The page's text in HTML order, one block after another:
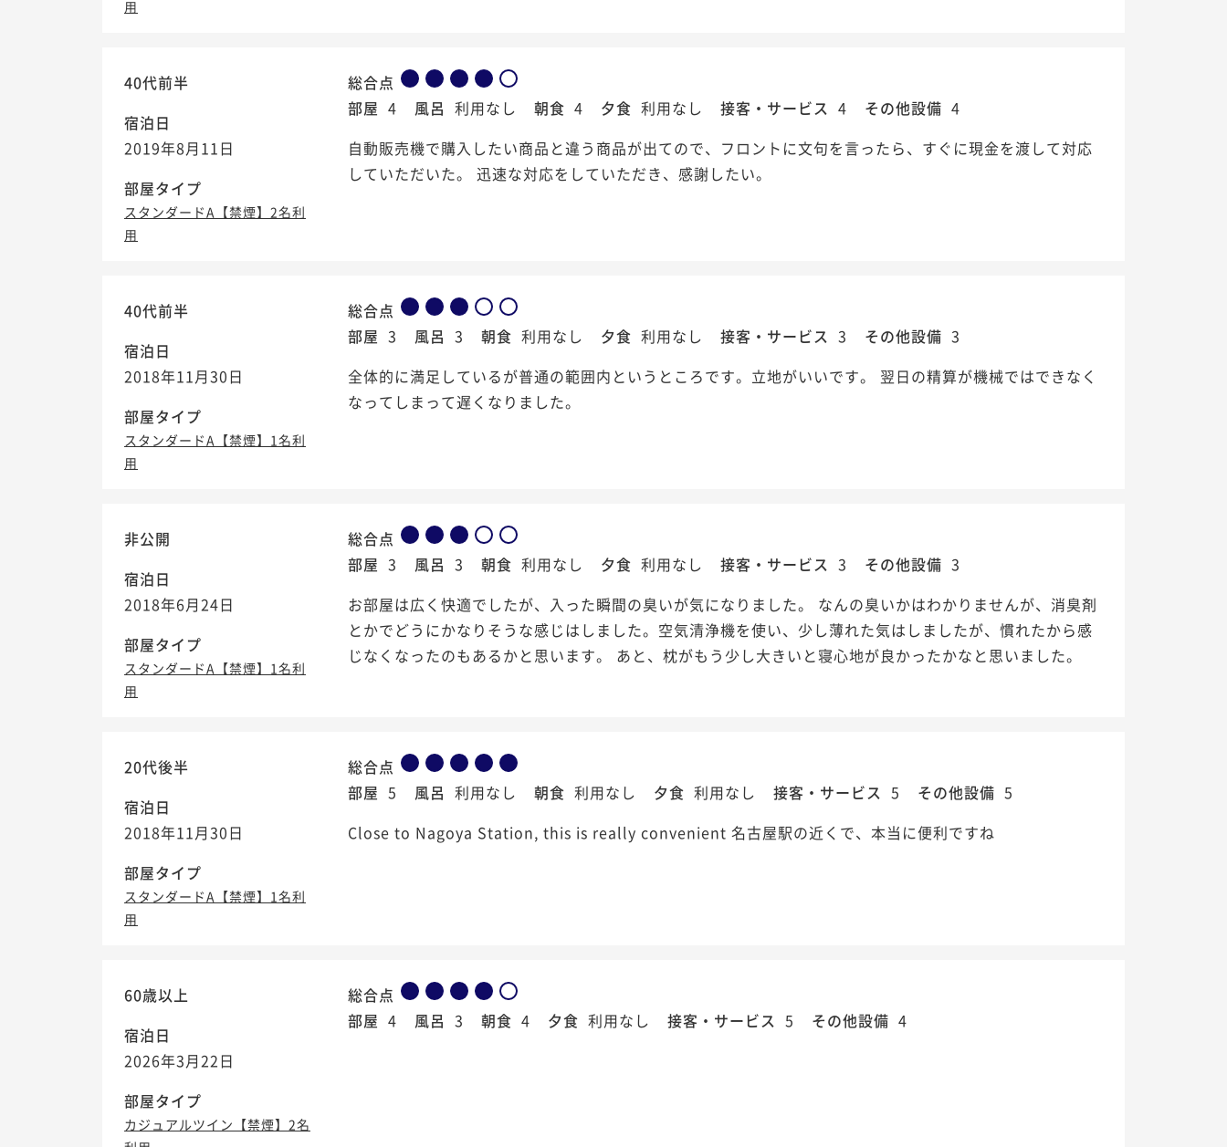
用
40代前半
宿泊日
2019年8月11日
部屋タイプ
スタンダードA【禁煙】2名利
用
総合点
部屋 4 風呂 利用なし 朝食 4 夕食 利用なし 接客・サービス 4 その他設備 4
自動販売機で購入したい商品と違う商品が出てので、フロントに文句を言ったら、すぐに現金を渡して対応
していただいた。 迅速な対応をしていただき、感謝したい。
40代前半
宿泊日
2018年11月30日
部屋タイプ
スタンダードA【禁煙】1名利
用
総合点
部屋 3 風呂 3 朝食 利用なし 夕食 利用なし 接客・サービス 3 その他設備 3
全体的に満足しているが普通の範囲内というところです。立地がいいです。 翌日の精算が機械ではできなく
なってしまって遅くなりました。
非公開
宿泊日
2018年6月24日
部屋タイプ
スタンダードA【禁煙】1名利
用
総合点
部屋 3 風呂 3 朝食 利用なし 夕食 利用なし 接客・サービス 3 その他設備 3
お部屋は広く快適でしたが、入った瞬間の臭いが気になりました。 なんの臭いかはわかりませんが、消臭剤
とかでどうにかなりそうな感じはしました。空気清浄機を使い、少し薄れた気はしましたが、慣れたから感
じなくなったのもあるかと思います。 あと、枕がもう少し大きいと寝心地が良かったかなと思いました。
20代後半
宿泊日
2018年11月30日
部屋タイプ
スタンダードA【禁煙】1名利
用
総合点
部屋 5 風呂 利用なし 朝食 利用なし 夕食 利用なし 接客・サービス 5 その他設備 5
Close to Nagoya Station, this is really convenient 名古屋駅の近くで、本当に便利ですね
60歳以上
宿泊日
2026年3月22日
部屋タイプ
カジュアルツイン【禁煙】2名
総合点
部屋 4 風呂 3 朝食 4 夕食 利用なし 接客・サービス 5 その他設備 4